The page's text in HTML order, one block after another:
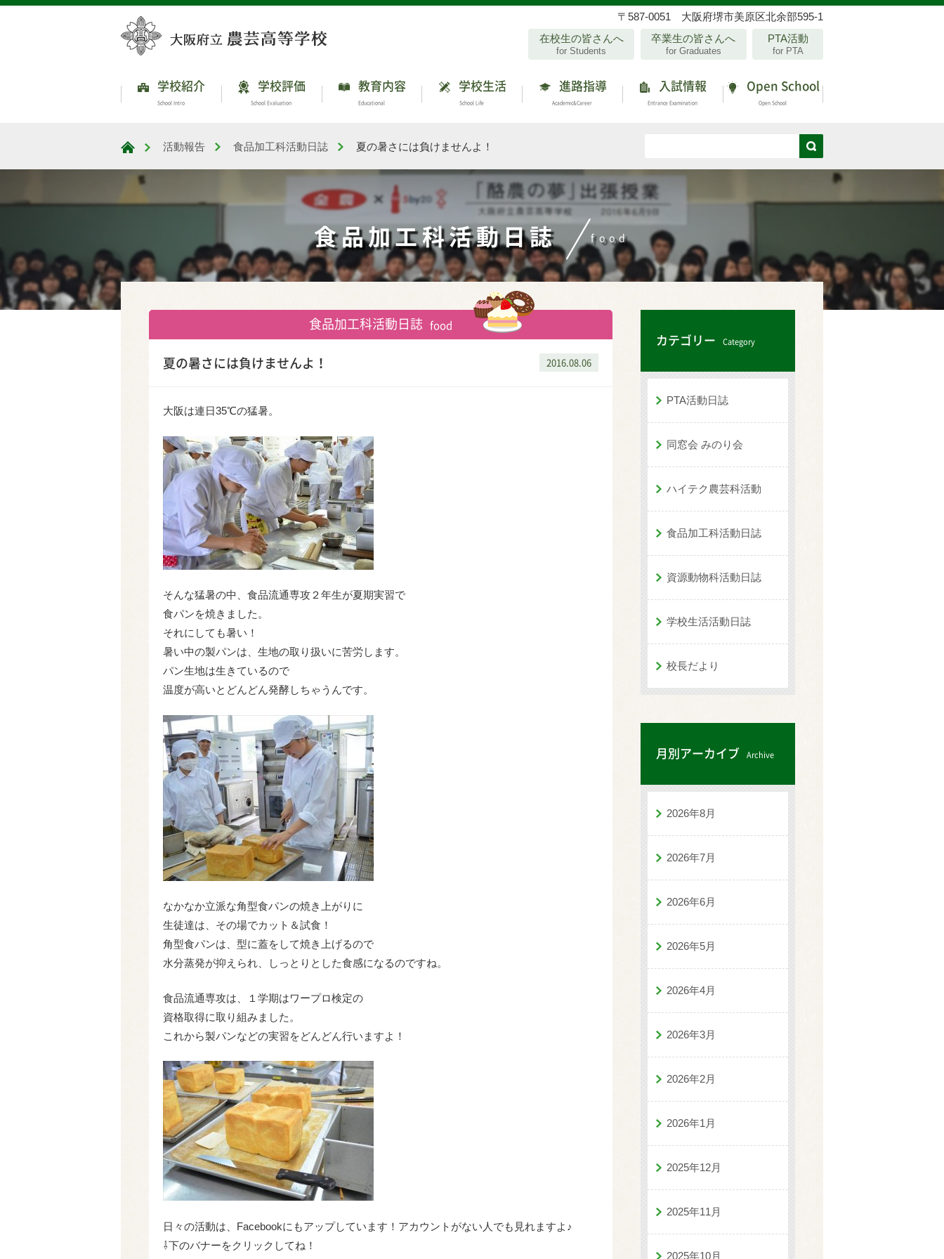
〒587-0051 大阪府堺市美原区北余部595-1
在校生の皆さんへ
for Students
卒業生の皆さんへ
for Graduates
PTA活動
for PTA
学校紹介
School Intro
学校評価
School Evaluation
教育内容
Educational
学校生活
School Life
進路指導
Academic&Career
入試情報
Entrance Examination
Open School
Open School
大阪府立農芸高等学校
活動報告 食品加工科活動日誌 夏の暑さには負けませんよ！
食品加工科活動日誌 food
食品加工科活動日誌 food
2016.08.06
夏の暑さには負けませんよ！
大阪は連日35℃の猛暑。
そんな猛暑の中、食品流通専攻２年生が夏期実習で
食パンを焼きました。
それにしても暑い！
暑い中の製パンは、生地の取り扱いに苦労します。
パン生地は生きているので
温度が高いとどんどん発酵しちゃうんです。
なかなか立派な角型食パンの焼き上がりに
生徒達は、その場でカット＆試食！
角型食パンは、型に蓋をして焼き上げるので
水分蒸発が抑えられ、しっとりとした食感になるのですね。
食品流通専攻は、１学期はワープロ検定の
資格取得に取り組みました。
これから製パンなどの実習をどんどん行いますよ！
日々の活動は、Facebookにもアップしています！アカウントがない人でも見れますよ♪
⇩下のバナーをクリックしてね！
カテゴリー Category
PTA活動日誌
同窓会 みのり会
ハイテク農芸科活動
食品加工科活動日誌
資源動物科活動日誌
学校生活活動日誌
校長だより
月別アーカイブ Archive
2026年8月
2026年7月
2026年6月
2026年5月
2026年4月
2026年3月
2026年2月
2026年1月
2025年12月
2025年11月
2025年10月